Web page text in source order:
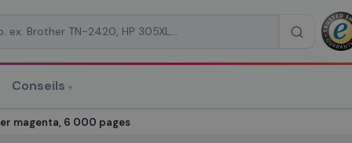
Conseils ▾
magenta, 6 000 pages